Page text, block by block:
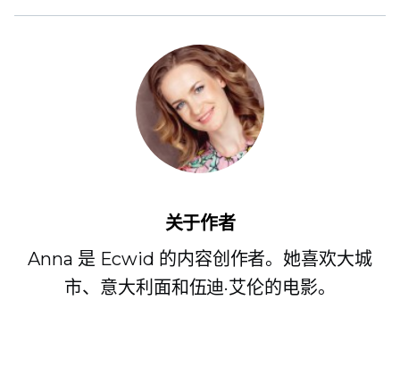
关于作者
Anna 是 Ecwid 的内容创作者。她喜欢大城
市、意大利面和伍迪·艾伦的电影。